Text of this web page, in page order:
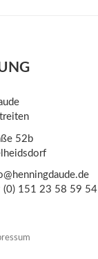
52b
(0) 151 23 58 59 54